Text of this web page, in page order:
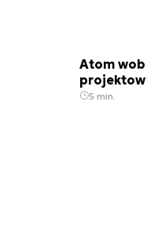
Atom
5 min.